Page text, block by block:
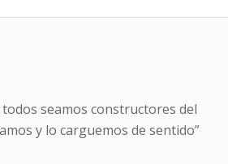
seamos constructores del
y lo carguemos de sentido”